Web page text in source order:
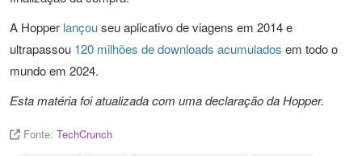
A Hopper lançouseu aplicativo de viagens em 2014 e
ultrapassou 120 milhões de downloads acumulados em todo o
mundo em 2024.
Esta matéria foi atualizada com uma declaração da Hopper.
Fonte: TechCrunch